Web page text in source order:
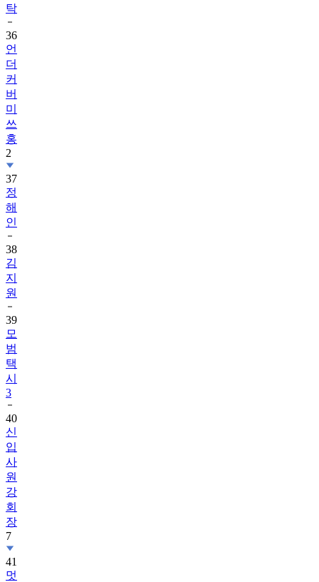
탁
36
언
더
커
버
미
쓰
홍
2
37
정
해
인
38
김
지
원
39
모
범
택
시
3
40
신
입
사
원
강
회
장
7
41
멋